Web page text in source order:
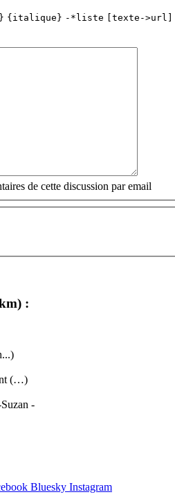
{italique} -*liste [texte->url]
de cette discussion par email
:
(…)
-